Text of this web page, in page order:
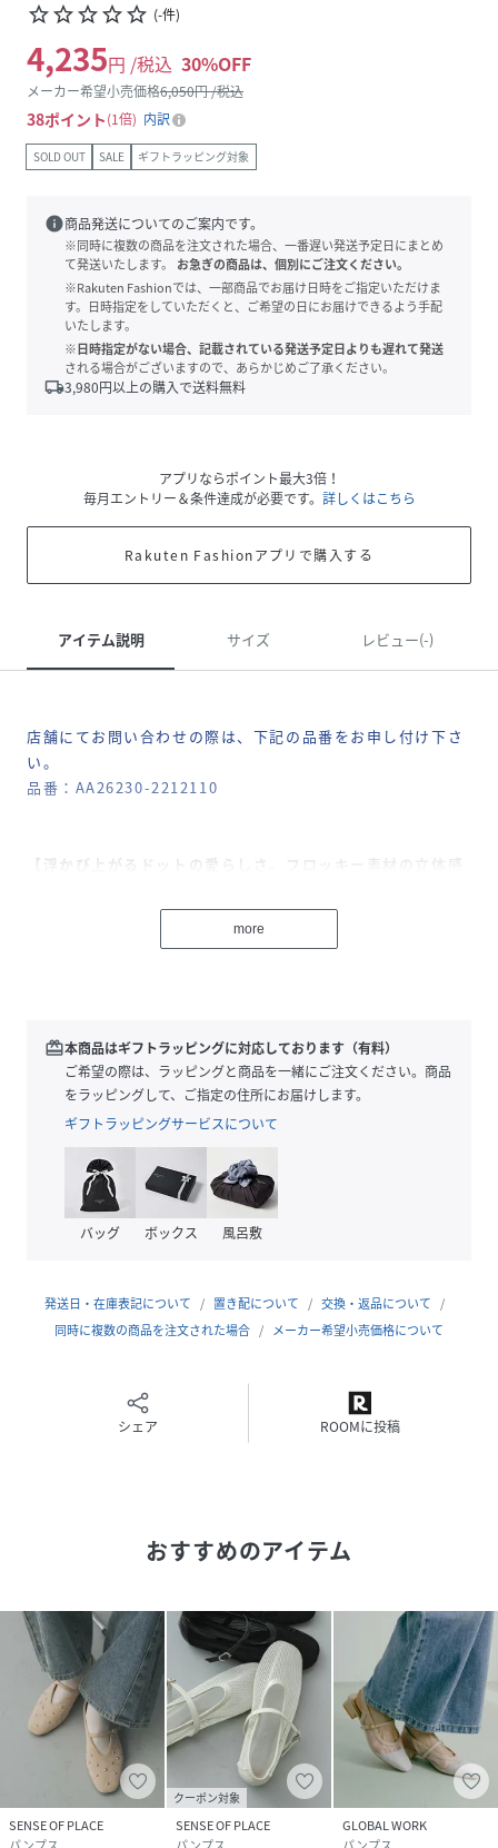
star_borderstar_borderstar_borderstar_borderstar_border (-件)
4,235円 /税込 30%OFF
メーカー希望小売価格6,050円 /税込
38ポイント 1倍 内訳
SOLD OUT SALE ギフトラッピング対象
info商品発送についてのご案内です。
※同時に複数の商品を注文された場合、一番遅い発送予定日にまとめ
て発送いたします。
お急ぎの商品は、個別にご注文ください。
※Rakuten Fashionでは、一部商品でお届け日時をご指定いただけま
す。日時指定をしていただくと、ご希望の日にお届けできるよう手配
いたします。
※日時指定がない場合、記載されている発送予定日よりも遅れて発送
される場合がございますので、あらかじめご了承ください。
local_shipping3,980円以上の購入で送料無料
アプリならポイント最大3倍！
毎月エントリー＆条件達成が必要です。 詳しくはこちら
Rakuten Fashionアプリで購入する
アイテム説明 サイズ レビュー(-)
店舗にてお問い合わせの際は、下記の品番をお申し付け下さ
い。
品番：AA26230-2212110
【浮かび上がるドットの愛らしさ。フロッキー素材の立体感
・透明感のあるシアー素材に、立体的なフロッキードットを
インでスマートに引き締め。可愛らしさと知的な印象が共存
する絶妙なバランスが魅力
・クッション性に優れたスポンジソールを採用。素肌が覗く
軽やかなルックスながら、抜群の履き心地で長時間の歩行も
快適にサポート
日常のコーディネートに、涼やかなリズムを刻んでくれる主
役級のフラットパンプス。シアー素材特有の抜け感が、重た
し、歩きやすさと女性らしい華奢なラインを両立。カジュア
ルなデニムのハズしから、モードなスラックススタイルま
【2026 Spring/Summer】【26SS】
※商品画像は、光の当たり具合やパソコンなどの閲覧環境に
より、実際の色味と異なって見える場合がございます。予め
ご了承ください。
※商品の色味の目安は、商品単体の画像をご参照ください。
▼お気に入り登録のおすすめ▼
お気に入り登録された商品は、マイページにて現在の価格情
報や在庫状況の確認が可能です。
お買い物リストの管理にぜひご利用ください。
more
redeem本商品はギフトラッピングに対応しております（有料）
ご希望の際は、ラッピングと商品を一緒にご注文ください。商品
をラッピングして、ご指定の住所にお届けします。
ギフトラッピングサービスについて
バッグ ボックス 風呂敷
発送日・在庫表記について 置き配について
交換・返品について
同時に複数の商品を注文された場合
メーカー希望小売価格について
シェア ROOMに投稿
おすすめのアイテム
SENSE OF PLACE
クーポン対象
SENSE OF PLACE
GLOBAL WORK